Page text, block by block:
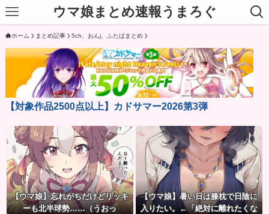
ウマ娘まとめ速報うまろぐ
ホーム まとめ記事 5ch、おんj、ふたばまとめ
【対象作品2500点以上】カドサマー2026第3弾
【ウマ娘】忘れがちだけどリッキ
ーも北半球勢……（うおっ
【ウマ娘】暑い日は膝枕で日陰に
入りたい。←「絶対に離れたくな